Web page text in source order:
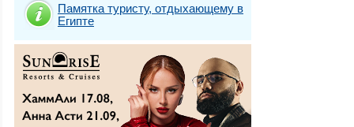
Памятка туристу, отдыхающему в
Египте